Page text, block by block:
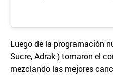
Luego de la programación
Sucre, Adrak ) tomaron el
mezclando las mejores